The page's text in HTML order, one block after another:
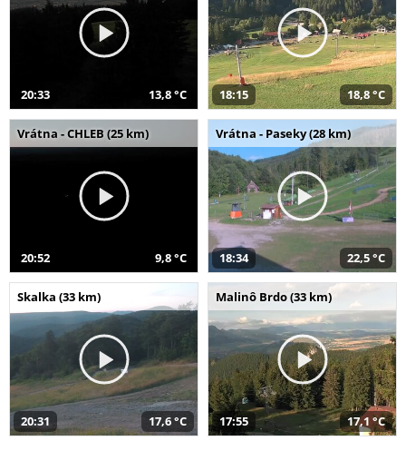
20:33 13,8 °C 18:15 18,8 °C
Vrátna - CHLEB (25 km)
20:52 9,8 °C
Vrátna - Paseky (28 km)
18:34 22,5 °C
Skalka (33 km)
20:31 17,6 °C
Malinô Brdo (33 km)
17:55 17,1 °C